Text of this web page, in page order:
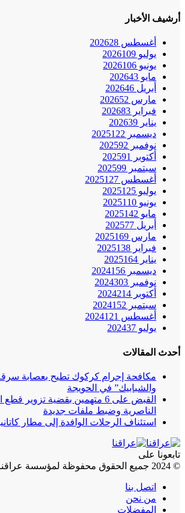
أرشيف الأخبار
أغسطس 2026 28
يوليو 2026 109
يونيو 2026 106
مايو 2026 43
أبريل 2026 46
مارس 2026 52
فبراير 2026 83
يناير 2026 39
ديسمبر 2025 122
نوفمبر 2025 92
أكتوبر 2025
91
سبتمبر 2025 99
أغسطس 2025 127
يوليو 2025 125
يونيو 2025 110
مايو 2025 142
أبريل 2025 77
مارس 2025 169
فبراير 2025 138
يناير 2025 164
ديسمبر 2024 156
نوفمبر 2024 303
أكتوبر 2024 214
سبتمبر 2024 152
أغسطس 2024 121
يوليو 2024 37
أحدث المقالات
مكافحة إجرام كركوك تطيح بعصابة سرقة
والشبابيك” في الحويجة
القبض على 6 متهمين بقضية تزوير
الناصرية وضبط ملفات جديدة
استئناف الرحلات الوافدة إلى مطار
تابعونا على
© 2024 جميع الحقوق محفوظة لمؤسسة عراقنا للثقافة والإعلام.
اتصل بنا
من نحن
المفضلات